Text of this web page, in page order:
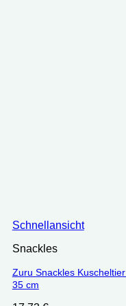
Schnellansicht
Snackles
Zuru Snackles
35 cm